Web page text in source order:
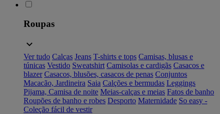
Roupas
Ver tudo Calças Jeans T-shirts e tops Camisas, blusas e
túnicas Vestido Sweatshirt Camisolas e cardigãs Casacos e
blazer Casacos, blusões, casacos de penas Conjuntos
Macacão, Jardineira Saia Calções e bermudas Leggings
Pijama, Camisa de noite Meias-calças e meias Fatos de banho
Roupões de banho e robes Desporto Maternidade So easy -
Coleção fácil de vestir